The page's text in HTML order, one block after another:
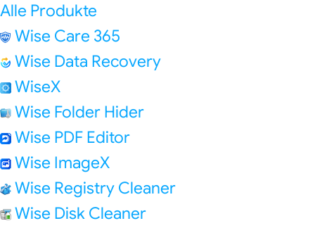
Alle Produkte
Wise Care 365
Wise Data Recovery
WiseX
Wise Folder Hider
Wise PDF Editor
Wise ImageX
Wise Registry Cleaner
Wise Disk Cleaner